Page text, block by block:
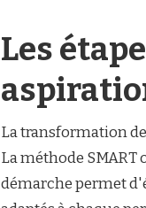
Les
La transformation
La méthode
démarche permet